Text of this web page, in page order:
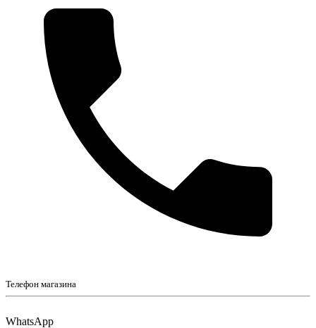
Телефон магазина
WhatsApp